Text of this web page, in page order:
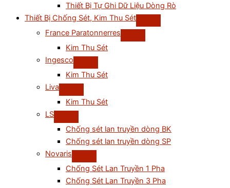
Thiết Bị Tự Ghi Dữ Liệu Dòng Rò
Thiết Bị Chống Sét, Kim Thu Sét
France Paratonnerres
Kim Thu Sét
Ingesco
Kim Thu Sét
Liva
Kim Thu Sét
LS
Chống sét lan truyền dòng BK
Chống sét lan truyền dòng SP
Novaris
Chống Sét Lan Truyền 1 Pha
Chống Sét Lan Truyền 3 Pha